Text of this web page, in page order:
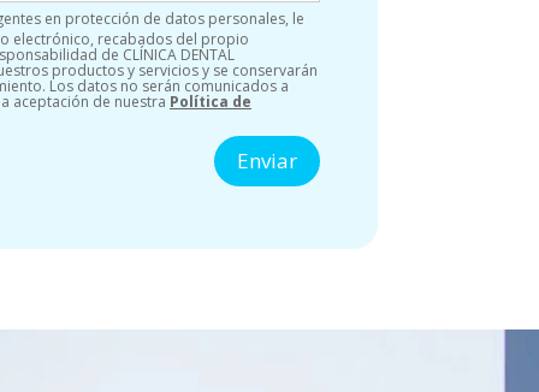
en protección de datos personales, le
electrónico, recabados del propio
de CLÍNICA DENTAL
productos y servicios y se conservarán
Los datos no serán comunicados a
aceptación de nuestra Política de
Enviar